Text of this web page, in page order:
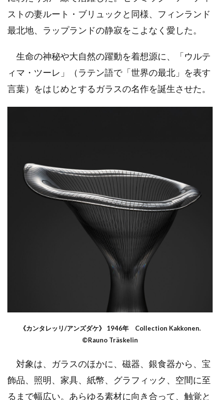
ストの妻ルート・ブリュックと同様、フィンランド
最北地、ラップランドの静寂をこよなく愛した。
生命の神秘や大自然の躍動を着想源に、「ウルテ
ィマ・ツーレ」（ラテン語で「世界の最北」を表す
言葉）をはじめとするガラスの名作を誕生させた。
《カンタレッリ/アンズダケ》 1946年 Collection Kakkonen.
©Rauno Träskelin
対象は、ガラスのほかに、磁器、銀食器から、宝
飾品、照明、家具、紙幣、グラフィック、空間に至
るまで幅広い。あらゆる素材に向き合って、触覚と